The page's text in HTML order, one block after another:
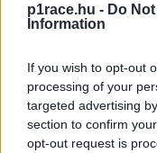
p1race.hu - Do
Information
If you wish to opt-out
processing of your
targeted advertising
section to confirm
opt-out request is